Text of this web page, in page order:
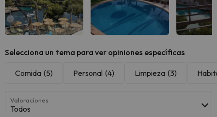
Selecciona un tema para ver opiniones específicas
Comida (5) Personal (4) Limpieza (3)
Valoraciones
Todos